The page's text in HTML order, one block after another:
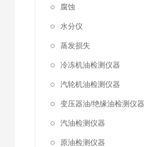
腐蚀
水分仪
蒸发损失
冷冻机油检测仪器
汽轮机油检测仪器
变压器油/绝缘油检测仪器
汽油检测仪器
原油检测仪器